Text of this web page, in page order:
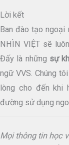
Lời kết
Ban đào tạo
NHÌN VIỆT sẽ
Đấy là những sự
ngữ VVS. Chúng
lòng cho đến khi
đường sử dụng
Mọi thông tin học